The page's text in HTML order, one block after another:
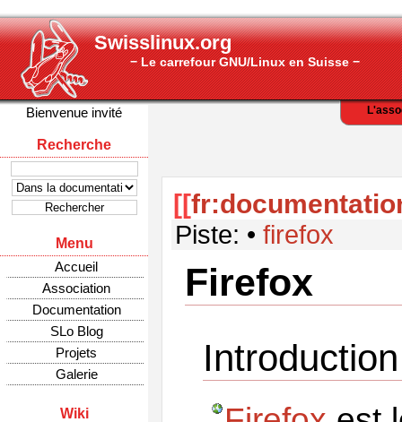
Swisslinux.org
− Le carrefour GNU/Linux en Suisse −
Bienvenue invité
Recherche
Menu
Accueil
Association
Documentation
SLo Blog
Projets
Galerie
Wiki
[[
Piste: • firefox
Firefox
Introduction